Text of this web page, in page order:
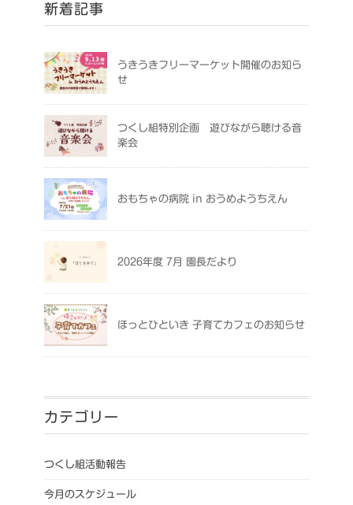
新着記事
うきうきフリーマーケット開催のお知ら
せ
つくし組特別企画 遊びながら聴ける音
楽会
おもちゃの病院 in おうめようちえん
2026年度 7月 園長だより
ほっとひといき 子育てカフェのお知らせ
カテゴリー
つくし組活動報告
今月のスケジュール